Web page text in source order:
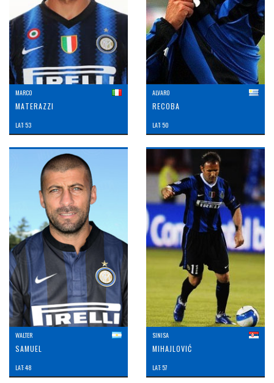
MARCO
MATERAZZI
LAT: 53
ALVARO
RECOBA
LAT: 50
WALTER
SAMUEL
LAT: 48
SINISA
MIHAJLOVIĆ
LAT: 57